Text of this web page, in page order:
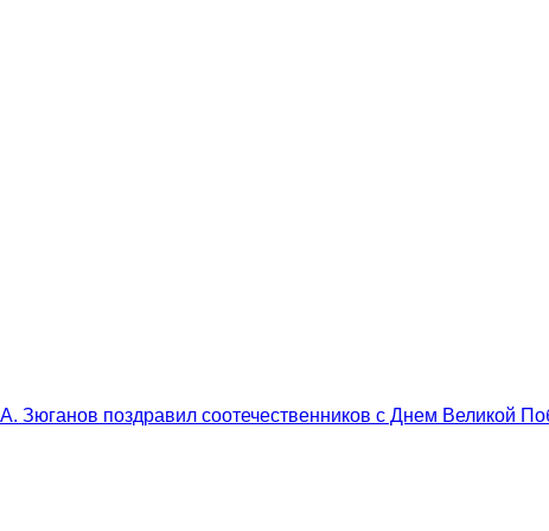
Зюганов поздравил соотечественников с Днем Великой